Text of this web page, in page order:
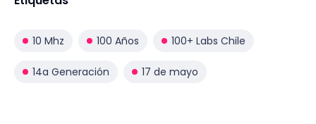
10 Mhz 100 Años 100+ Labs Chile
14a Generación 17 de mayo